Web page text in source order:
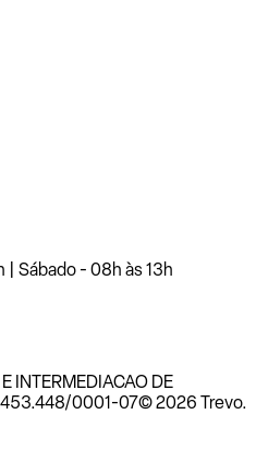
| Sábado - 08h às 13h
INTERMEDIACAO DE
0001-07© 2026 Trevo.